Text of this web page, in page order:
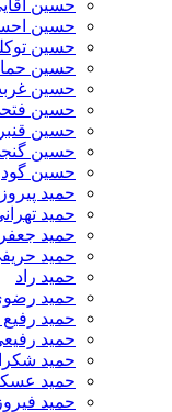
حسین آقایی
حسین احسانی
حسین توکلی
حسین حماد
حسین غربت خواه
حسین فتحی
حسین قنبری
حسین گنجی
حسین گودرزی
حمید پیروزنیا
حمید تهرانی و
حمید جعفری
حمید حریفی
حمید راد
حمید رضوی
حمید رفیع پور
حمید رفیعی
حمید شکرانه
حمید عسکری
حمید فیروز دهقان